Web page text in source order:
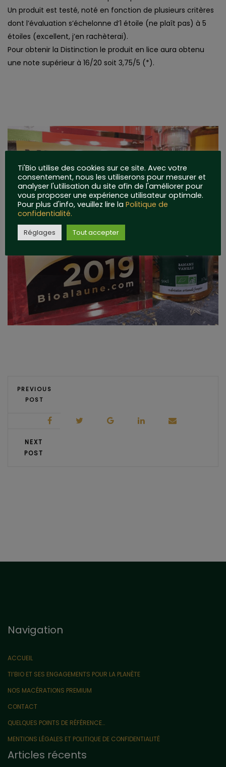
Un produit est testé, noté en fonction de plusieurs critères
dont l’évaluation s’échelonne d’1 étoile (ne plaît pas) à 5
étoiles (excellent, j’en rachèterai).
Pour obtenir la Distinction le produit en lice aura obtenu
une note supérieur à 16/20 soit 3,75/5 (*).
PREVIOUS
POST
NEXT
POST
Navigation
ACCUEIL
TI’BIO ET SES ENGAGEMENTS POUR LA PLANÈTE
NOS MACÉRATIONS PREMIUM
CONTACT
QUELQUES POINTS DE RÉFÉRENCE…
MENTIONS LÉGALES ET POLITIQUE DE CONFIDENTIALITÉ
Articles récents
Ti'Bio utilise des cookies sur ce site. Avec votre
consentement, nous les utiliserons pour mesurer et
analyser l'utilisation du site afin de l'améliorer pour
vous proposer une expérience utilisateur optimale.
Pour plus d'info, veuillez lire la Politique de
confidentialité.
Réglages Tout accepter